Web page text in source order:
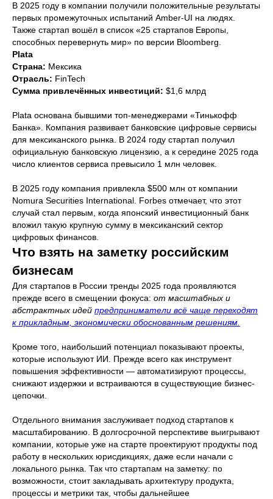
В 2025 году в компании получили положительные результаты
первых промежуточных испытаний Amber-UI на людях.
Также стартап вошёл в список «25 стартапов Европы,
способных перевернуть мир» по версии Bloomberg.
Plata
Страна: Мексика
Отрасль: FinTech
Сумма привлечённых инвестиций: $1,6 млрд
Plata основана бывшими топ-менеджерами «Тинькофф
Банка». Компания развивает банковские цифровые сервисы
для мексиканского рынка. В 2024 году стартап получил
официальную банковскую лицензию, а к середине 2025 года
число клиентов сервиса превысило 1 млн человек.
В 2025 году компания привлекла $500 млн от компании
Nomura Securities International. Forbes отмечает, что этот
случай стал первым, когда японский инвестиционный банк
вложил такую крупную сумму в мексиканский сектор
цифровых финансов.
Что взять на заметку российским
бизнесам
Для стартапов в России тренды 2025 года проявляются
прежде всего в смещении фокуса: от масштабных и
абстрактных идей предприниматели всё чаще переходят
к прикладным, экономически обоснованным решениям.
Кроме того, наибольший потенциал показывают проекты,
которые используют ИИ. Прежде всего как инструмент
повышения эффективности — автоматизируют процессы,
снижают издержки и встраиваются в существующие бизнес-
цепочки.
Отдельного внимания заслуживает подход стартапов к
масштабированию. В долгосрочной перспективе выигрывают
компании, которые уже на старте проектируют продукты под
работу в нескольких юрисдикциях, даже если начали с
локального рынка. Так что стартапам на заметку: по
возможности, стоит закладывать архитектуру продукта,
процессы и метрики так, чтобы дальнейшее
Виктория
Управляющий
партнер ЭВОЛЮТ
Записаться
на интервью
Заполните форму, чтобы записаться